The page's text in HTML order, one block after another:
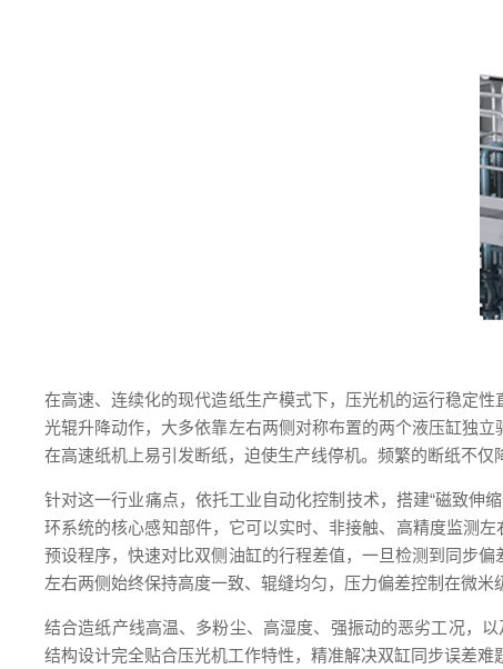
在高速、连续化的现代造纸生产模式下，压光机的运行稳定
光辊升降动作，大多依靠左右两侧对称布置的两个液压缸独
在高速纸机上易引发断纸，迫使生产线停机。频繁的断纸不
针对这一行业痛点，依托工业自动化控制技术，搭建“磁致伸
环系统的核心感知部件，它可以实时、非接触、高精度监测
预设程序，快速对比双侧油缸的行程差值，一旦检测到同步
左右两侧始终保持高度一致、辊缝均匀，压力偏差控制在微米
结合造纸产线高温、多粉尘、高湿度、强振动的恶劣工况，
结构设计完全贴合压光机工作特性，精准解决双缸同步误差难